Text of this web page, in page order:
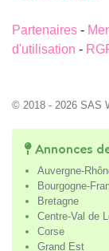
Partenaires -
d'utilisation -
© 2018 - 2026 SAS
Annonces
Auvergne-
Bourgogne-
Bretagne
Centre-Val de
Corse
Grand Est